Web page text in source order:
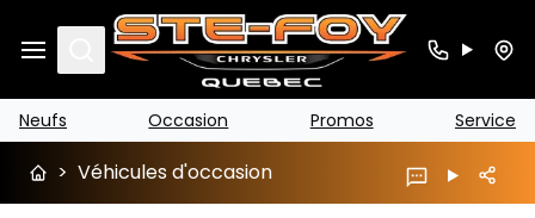
Search
Neufs Occasion Promos Service
> Véhicules d'occasion